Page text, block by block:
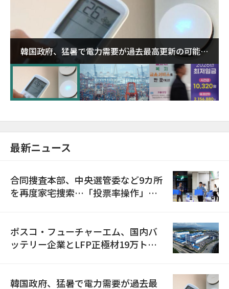
韓国政府、猛暑で電力需要が過去最高更新の可能性
に需給対応体制を点検
最新ニュース
合同捜査本部、中央選管委など9カ所
を再度家宅捜索…「投票率操作」の
ポスコ・フューチャーエム、国内バ
ッテリー企業とLFP正極材19万トン
韓国政府、猛暑で電力需要が過去最